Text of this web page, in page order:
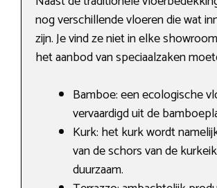
nog verschillende vloeren die wat
zijn. Je vind ze niet in elke
het aanbod van speciaalzaken
Bamboe: een ecologische
vervaardigd uit de
Kurk: het kurk wordt
van de schors van de
duurzaam.